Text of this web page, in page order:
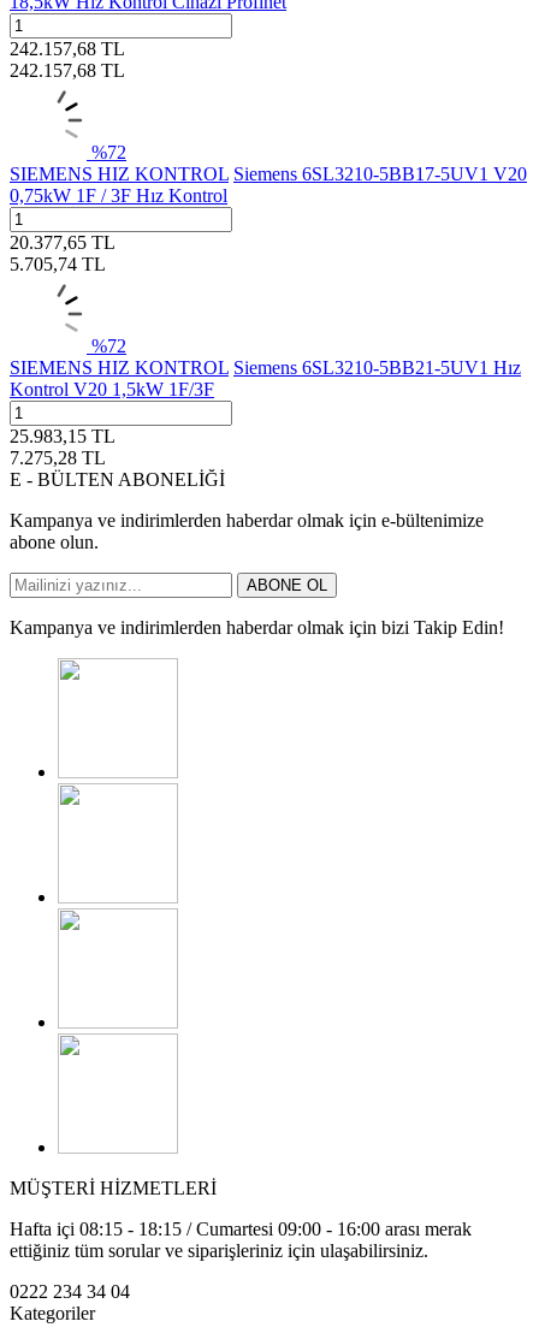
242.157,68 TL
242.157,68 TL
%72
SIEMENS HIZ KONTROL Siemens 6SL3210-5BB17-5UV1 V20
0,75kW 1F / 3F Hız Kontrol
20.377,65 TL
5.705,74 TL
%72
SIEMENS HIZ KONTROL Siemens 6SL3210-5BB21-5UV1 Hız
Kontrol V20 1,5kW 1F/3F
25.983,15 TL
7.275,28 TL
E - BÜLTEN ABONELİĞİ
Kampanya ve indirimlerden haberdar olmak için e-bültenimize
abone olun.
ABONE OL
Kampanya ve indirimlerden haberdar olmak için bizi Takip Edin!
MÜŞTERİ HİZMETLERİ
Hafta içi 08:15 - 18:15 / Cumartesi 09:00 - 16:00 arası merak
ettiğiniz tüm sorular ve siparişleriniz için ulaşabilirsiniz.
0222 234 34 04
Kategoriler